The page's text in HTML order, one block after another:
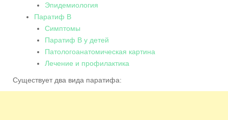
Эпидемиология
Паратиф В
Симптомы
Паратиф В у детей
Патологоанатомическая картина
Лечение и профилактика
Существует два вида паратифа: